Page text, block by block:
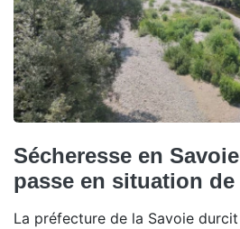
Sécheresse en
passe en situation
La préfecture de la Savoie